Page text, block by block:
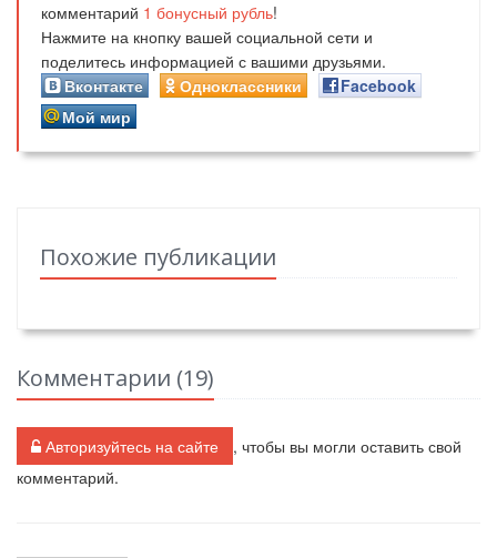
комментарий 1 бонусный рубль!
Нажмите на кнопку вашей социальной сети и
поделитесь информацией с вашими друзьями.
Вконтакте
Одноклассники
Facebook
Мой мир
Похожие публикации
Комментарии (19)
Авторизуйтесь на сайте
, чтобы вы могли оставить свой
комментарий.